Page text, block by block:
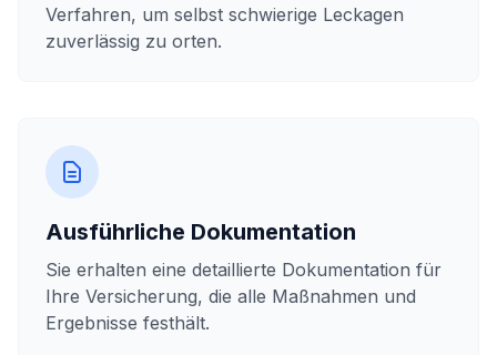
Verfahren, um selbst schwierige Leckagen
zuverlässig zu orten.
Ausführliche Dokumentation
Sie erhalten eine detaillierte Dokumentation für
Ihre Versicherung, die alle Maßnahmen und
Ergebnisse festhält.